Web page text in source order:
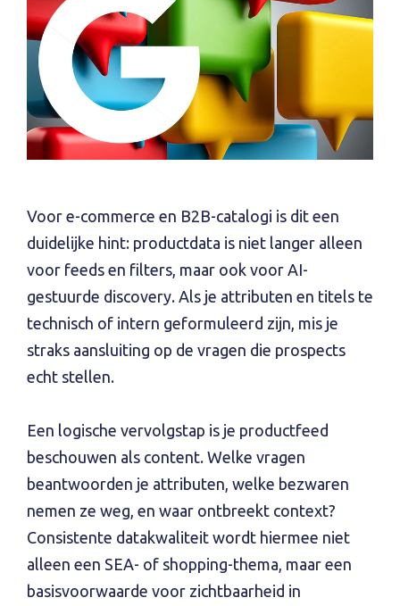
Voor e-commerce en B2B-catalogi is dit een
duidelijke hint: productdata is niet langer alleen
voor feeds en filters, maar ook voor AI-
gestuurde discovery. Als je attributen en titels te
technisch of intern geformuleerd zijn, mis je
straks aansluiting op de vragen die prospects
echt stellen.
Een logische vervolgstap is je productfeed
beschouwen als content. Welke vragen
beantwoorden je attributen, welke bezwaren
nemen ze weg, en waar ontbreekt context?
Consistente datakwaliteit wordt hiermee niet
alleen een SEA- of shopping-thema, maar een
basisvoorwaarde voor zichtbaarheid in